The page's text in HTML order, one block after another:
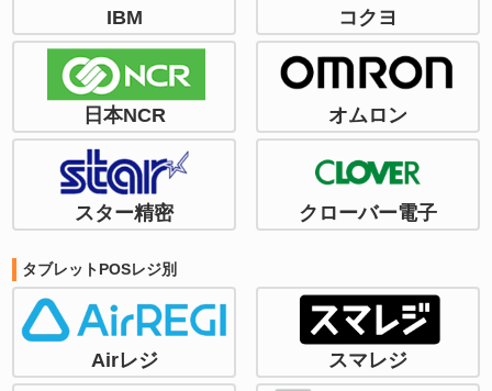
IBM コクヨ
日本NCR オムロン
スター精密 クローバー電子
タブレットPOSレジ別
Airレジ スマレジ